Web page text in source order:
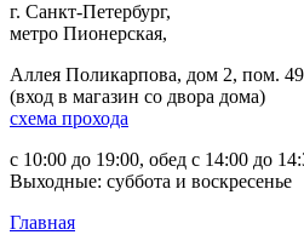
г. Санкт-Петербург,
метро Пионерская,
Аллея Поликарпова, дом 2, пом.
(вход в магазин со двора дома)
схема прохода
с 10:00 до 19:00, обед с 14:00 до
Выходные: суббота и воскресенье
Главная